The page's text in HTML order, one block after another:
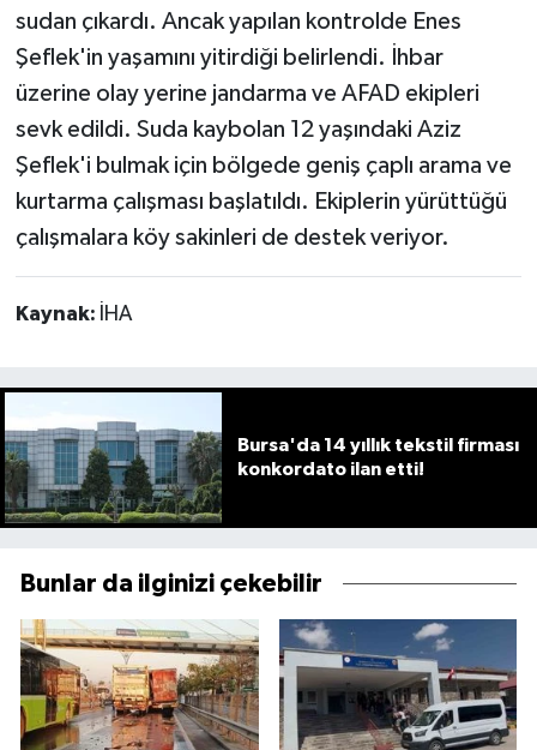
sudan çıkardı. Ancak yapılan kontrolde Enes
Şeflek'in yaşamını yitirdiği belirlendi. İhbar
üzerine olay yerine jandarma ve AFAD ekipleri
sevk edildi. Suda kaybolan 12 yaşındaki Aziz
Şeflek'i bulmak için bölgede geniş çaplı arama ve
kurtarma çalışması başlatıldı. Ekiplerin yürüttüğü
çalışmalara köy sakinleri de destek veriyor.
Kaynak: İHA
Bursa'da 14 yıllık tekstil firması
konkordato ilan etti!
Bunlar da ilginizi çekebilir